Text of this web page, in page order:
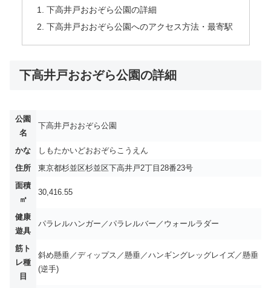
下高井戸おおぞら公園の詳細
下高井戸おおぞら公園へのアクセス方法・最寄駅
下高井戸おおぞら公園の詳細
公園
名
下高井戸おおぞら公園
かな
しもたかいどおおぞらこうえん
住所
東京都杉並区杉並区下高井戸2丁目28番23号
面積
㎡
30,416.55
健康
遊具
パラレルハンガー／パラレルバー／ウォールラダー
筋ト
レ種
目
斜め懸垂／ディップス／懸垂／ハンギングレッグレイズ／懸垂
(逆手)